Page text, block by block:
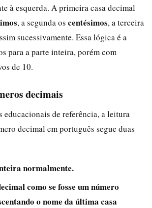
à esquerda. A primeira casa decimal
, a segunda os centésimos, a terceira
sucessivamente. Essa lógica é a
para a parte inteira, porém com
de 10.
decimais
educacionais de referência, a leitura
decimal em português segue duas
normalmente.
como se fosse um número
o nome da última casa